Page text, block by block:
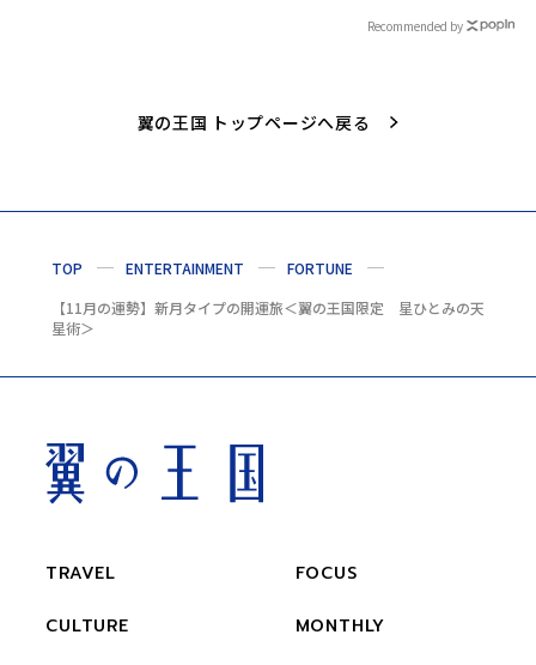
Recommended by
翼の王国 トップページへ戻る
TOP ENTERTAINMENT
FORTUNE
【11月の運勢】新月タイプの開運旅＜翼の王国限定 星ひとみの天
星術＞
TRAVEL
CULTURE
FOCUS
MONTHLY